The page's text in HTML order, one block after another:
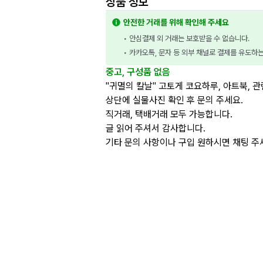
안전한 거래를 위해 확인해 주세요
• 안심결제 외 거래는 보호받을 수 없습니다.
• 카카오톡, 문자 등 외부 채널로 결제를 유도하
중고, 구성품 없음
"귀멸의 칼날" 고토게 코요하루, 아트북,
상단에 실물사진 확인 후 문의 주세요.
직거래, 택배거래 모두 가능합니다.
글 읽어 주셔서 감사합니다.
기타 문의 사항이나 구입 원하시면 채팅 주